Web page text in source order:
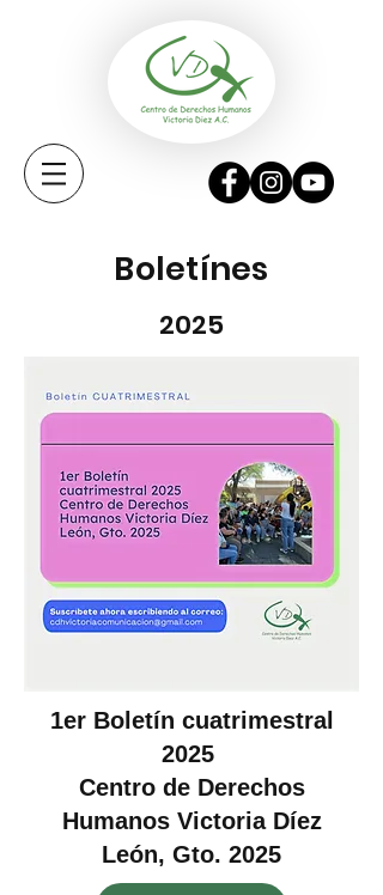
Boletínes
2025
1er Boletín cuatrimestral
2025
Centro de Derechos
Humanos Victoria Díez
León, Gto. 2025